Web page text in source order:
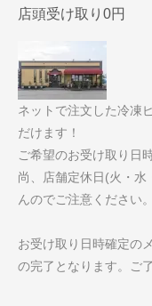
店頭受け取り0円
ネットで注文した冷凍
だけます！
ご希望のお受け取り日
尚、店舗定休日(火・
んのでご注意ください。
お受け取り日時確定の
の完了となります。ご